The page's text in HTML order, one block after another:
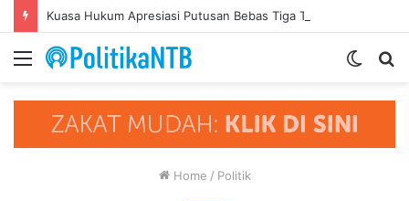
Menu
Switch
Home / Politik